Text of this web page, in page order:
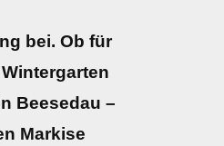
bei. Ob für
Beesedau –
Markise